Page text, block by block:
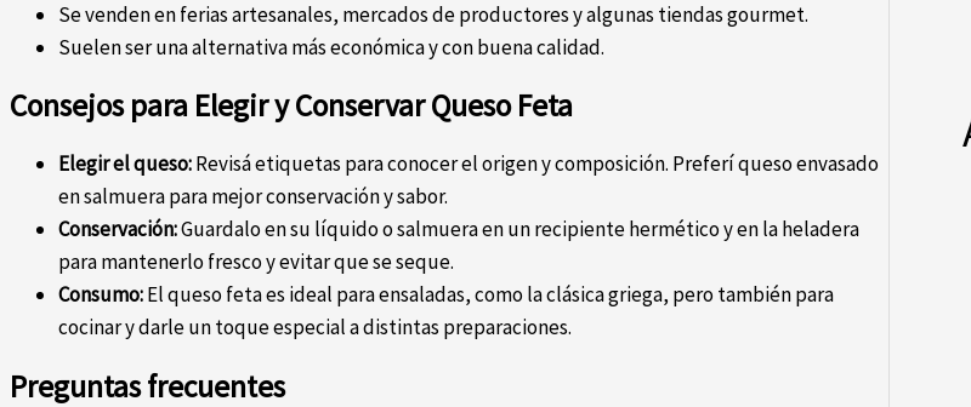
Se venden en ferias artesanales, mercados de productores y algunas tiendas gourmet.
Suelen ser una alternativa más económica y con buena calidad.
Consejos para Elegir y Conservar Queso Feta
Elegir el queso:Revisá etiquetas para conocer el origen y composición. Preferí queso envasado
en salmuera para mejor conservación y sabor.
Conservación:Guardalo en su líquido o salmuera en un recipiente hermético y en la heladera
para mantenerlo fresco y evitar que se seque.
Consumo:El queso feta es ideal para ensaladas, como la clásica griega, pero también para
cocinar y darle un toque especial a distintas preparaciones.
Preguntas frecuentes